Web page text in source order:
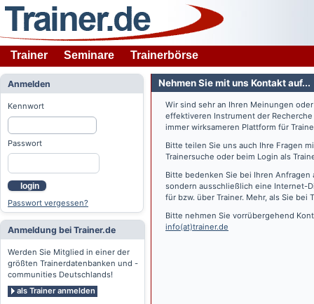
Trainer Seminare Trainerbörse
Anmelden
Kennwort
Passwort
login
Passwort vergessen?
Anmeldung bei Trainer.de
Werden Sie Mitglied in einer der
größten Trainerdatenbanken und -
communities Deutschlands!
als Trainer anmelden
Nehmen Sie mit uns Kontakt auf...
Wir sind sehr an Ihren Meinungen
effektiveren Instrument der
immer wirksameren Plattform für
Bitte teilen Sie uns auch Ihre Fragen
Trainersuche oder beim Login als
Bitte bedenken Sie bei Ihren
sondern ausschließlich eine Internet-
für bzw. über Trainer. Mehr, als Sie bei
Bitte nehmen Sie vorrübergehend
info(at)trainer.de